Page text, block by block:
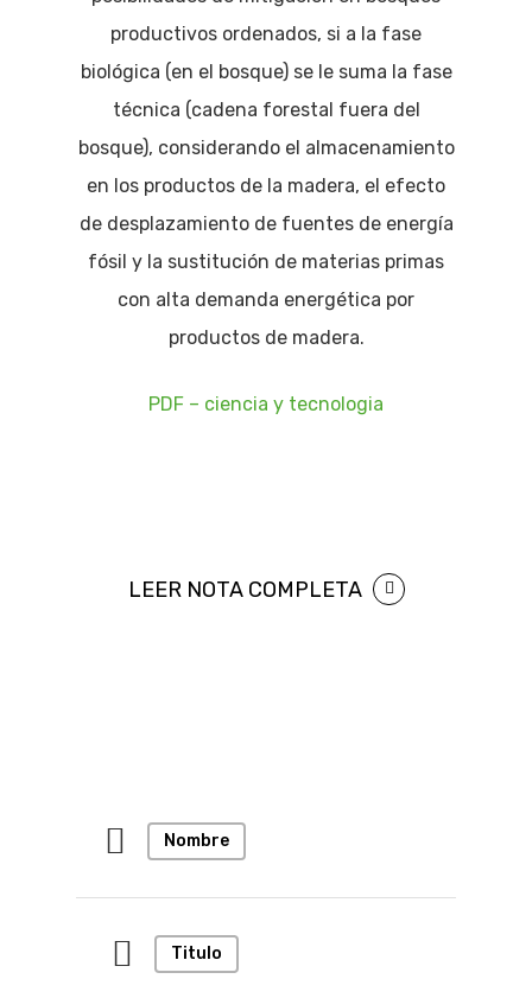
productivos ordenados, si a la fase
biológica (en el bosque) se le suma la fase
técnica (cadena forestal fuera del
bosque), considerando el almacenamiento
en los productos de la madera, el efecto
de desplazamiento de fuentes de energía
fósil y la sustitución de materias primas
con alta demanda energética por
productos de madera.
PDF – ciencia y tecnologia
LEER NOTA COMPLETA
Nombre
Titulo